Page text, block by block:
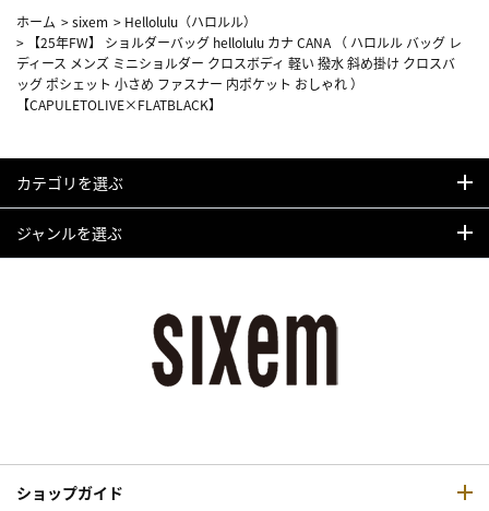
ホーム >sixem > Hellolulu（ハロルル）
>
【25年FW】 ショルダーバッグ hellolulu カナ CANA （ ハロルル バッグ レ
ディース メンズ ミニショルダー クロスボディ 軽い 撥水 斜め掛け クロスバ
ッグ ポシェット 小さめ ファスナー 内ポケット おしゃれ ）
【CAPULETOLIVE×FLATBLACK】
カテゴリを選ぶ
ジャンルを選ぶ
ショップガイド